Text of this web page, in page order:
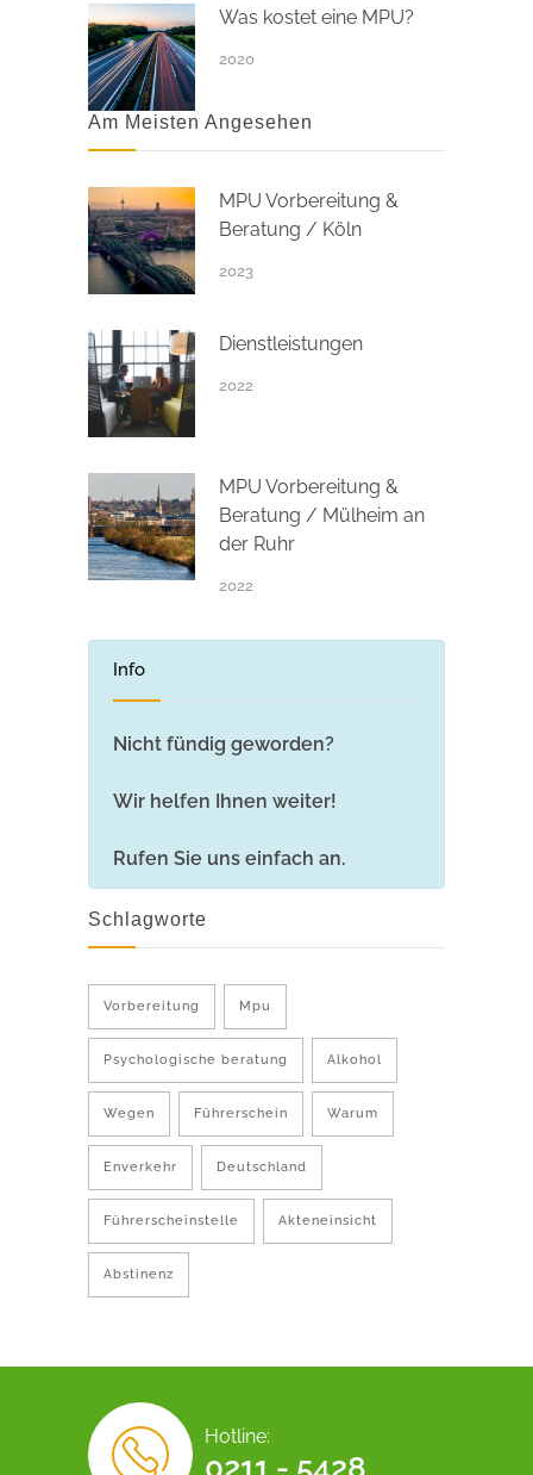
Was kostet eine MPU?
2020
Am Meisten Angesehen
MPU Vorbereitung &
Beratung / Köln
2023
Dienstleistungen
2022
MPU Vorbereitung &
Beratung / Mülheim an
der Ruhr
2022
Info
Nicht fündig geworden?
Wir helfen Ihnen weiter!
Rufen Sie uns einfach an.
Schlagworte
Vorbereitung Mpu
Psychologische beratung Alkohol
Wegen Führerschein Warum
Enverkehr Deutschland
Führerscheinstelle Akteneinsicht
Abstinenz
Hotline:
0211 - 5428